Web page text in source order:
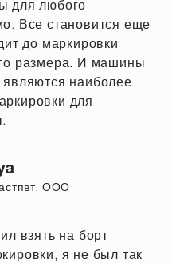
для любого
Все становится еще
до маркировки
размера. И машины
наиболее
для
ООО
взять на борт
я не был так